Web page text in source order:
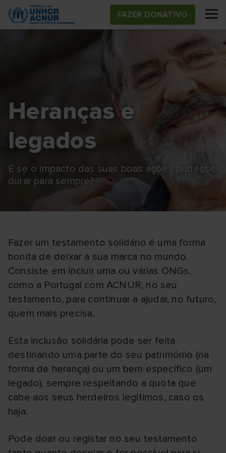
Skip
main
FAZER DONATIVO
Heranças e
legados
E se o impacto das suas boas ações pudesse
durar para sempre?
Fazer um testamento solidário é uma forma
bonita de deixar a sua marca no mundo.
Consiste em incluir uma ou várias ONGs,
como a Portugal com ACNUR, no seu
testamento, para continuar a ajudar, no futuro,
quem mais precisa.
Esta inclusão solidária pode ser feita
destinando uma parte do seu património (na
forma de herança) ou um bem específico (um
legado), sempre respeitando a quota que
cabe aos seus herdeiros legítimos, caso os
haja.
Pode doar ou registar no seu testamento